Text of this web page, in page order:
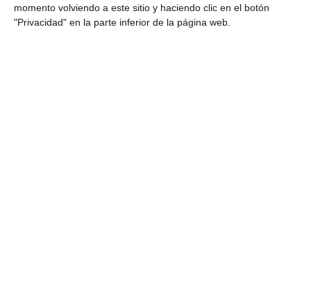
momento volviendo a este sitio y haciendo clic en el botón
"Privacidad" en la parte inferior de la página web.